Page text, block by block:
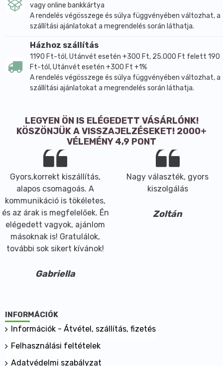
vagy online bankkártya
A rendelés végösszege és súlya függvényében változhat, a
szállítási ajánlatokat a megrendelés során láthatja.
Házhoz szállítás
1190 Ft-tól, Utánvét esetén +300 Ft, 25.000 Ft felett 190
Ft-tól, Utánvét esetén +300 Ft +1%
A rendelés végösszege és súlya függvényében változhat, a
szállítási ajánlatokat a megrendelés során láthatja.
LEGYEN ÖN IS ELÉGEDETT VÁSÁRLÓNK!
KÖSZÖNJÜK A VISSZAJELZÉSEKET! 2000+
VÉLEMÉNY 4,9 PONT
Gyors,korrekt kiszállítás,
alapos csomagoás. A
kommunikáció is tökéletes,
és az árak is megfelelőek. Én
elégedett vagyok, ajánlom
másoknak is! Gratulálok,
további sok sikert kívánok!
Gabriella
Nagy választék, gyors
kiszolgálás
Zoltán
INFORMÁCIÓK
Információk - Átvétel, szállítás, fizetés
Felhasználási feltételek
Adatvédelmi szabályzat